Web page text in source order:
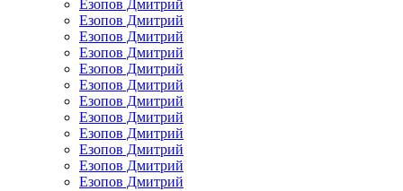
Езопов Дмитрий
Езопов Дмитрий
Езопов Дмитрий
Езопов Дмитрий
Езопов Дмитрий
Езопов Дмитрий
Езопов Дмитрий
Езопов Дмитрий
Езопов Дмитрий
Езопов Дмитрий
Езопов Дмитрий
Езопов Дмитрий